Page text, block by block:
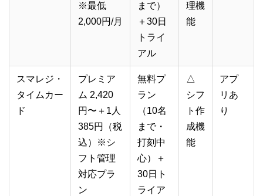
※最低
2,000円/月
まで）
＋30日
トライ
アル
理機
能
スマレジ・
タイムカー
ド
プレミア
ム 2,420
円〜＋1人
385円（税
込）※シ
フト管理
対応プラ
ン
無料プ
ラン
（10名
まで・
打刻中
心）＋
30日ト
ライア
△
シフ
ト作
成機
能
アプ
リあ
り